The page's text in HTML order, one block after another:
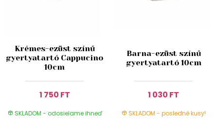
Krémes-ezüst színű
gyertyatartó Cappucino
10cm
1 750 FT
SKLADOM - odosielame ihneď
Barna-ezüst színű
gyertyatartó 10cm
1 030 FT
SKLADOM - posledné kusy!